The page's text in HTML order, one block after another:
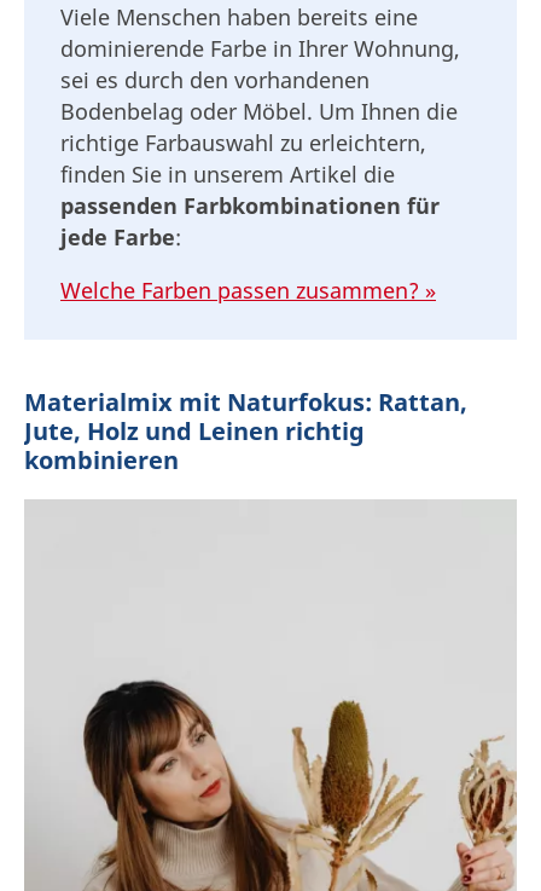
Viele Menschen haben bereits eine
dominierende Farbe in Ihrer Wohnung,
sei es durch den vorhandenen
Bodenbelag oder Möbel. Um Ihnen die
richtige Farbauswahl zu erleichtern,
finden Sie in unserem Artikel die
passenden Farbkombinationen für
jede Farbe:
Welche Farben passen zusammen? »
Materialmix mit Naturfokus: Rattan,
Jute, Holz und Leinen richtig
kombinieren